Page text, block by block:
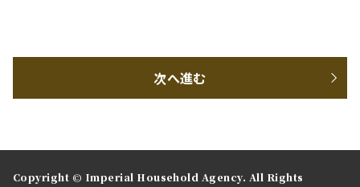
次へ進む
Copyright © Imperial Household Agency. All Rights